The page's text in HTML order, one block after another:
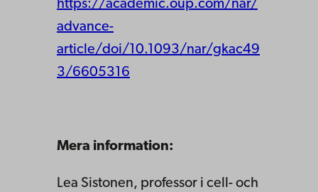
https://academic.oup.com/nar/
advance-
article/doi/10.1093/nar/gkac49
3/6605316
Mera information:
Lea Sistonen, professor i cell- och